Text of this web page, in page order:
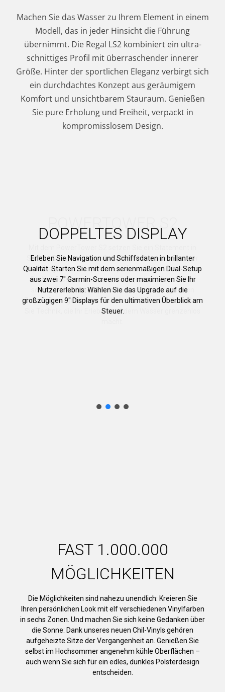
Machen Sie das Wasser zu Ihrem Element in einem
Modell, das in jeder Hinsicht die Führung
übernimmt. Die Regal LS2 kombiniert ein ultra-
schnittiges Profil mit überraschender innerer
Größe. Hinter der sportlichen Eleganz verbirgt sich
ein durchdachtes Konzept aus geräumigem
Komfort und unsichtbarem Stauraum. Genießen
Sie pure Erholung und Freiheit, verpackt in
kompromisslosem Design.
DOPPELTES DISPLAY
Erleben Sie Navigation und Schiffsdaten in brillanter
Qualität. Starten Sie mit dem serienmäßigen Dual-Setup
aus zwei 7" Garmin-Screens oder maximieren Sie Ihr
Nutzererlebnis: Wählen Sie das Upgrade auf die
großzügigen 9" Displays für den ultimativen Überblick am
Steuer.
FAST 1.000.000
MÖGLICHKEITEN
Die Möglichkeiten sind nahezu unendlich: Kreieren Sie
Ihren persönlichen Look mit elf verschiedenen Vinylfarben
in sechs Zonen. Und machen Sie sich keine Gedanken über
die Sonne: Dank unseres neuen Chil-Vinyls gehören
aufgeheizte Sitze der Vergangenheit an. Genießen Sie
selbst im Hochsommer angenehm kühle Oberflächen –
auch wenn Sie sich für ein edles, dunkles Polsterdesign
entscheiden.